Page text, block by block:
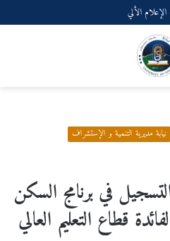
الألي
نيابة مديرية التنمية و الإستشراف
في برنامج السكن
الترقوي المدعم LPA لفائدة قطاع التعليم العالي